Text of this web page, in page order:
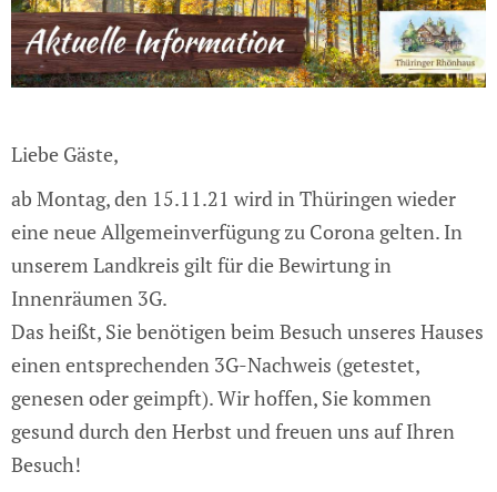
Liebe Gäste,
ab Montag, den 15.11.21 wird in Thüringen wieder
eine neue Allgemeinverfügung zu Corona gelten. In
unserem Landkreis gilt für die Bewirtung in
Innenräumen 3G.
Das heißt, Sie benötigen beim Besuch unseres Hauses
einen entsprechenden 3G-Nachweis (getestet,
genesen oder geimpft).Wir hoffen, Sie kommen
gesund durch den Herbst und freuen uns auf Ihren
Besuch!